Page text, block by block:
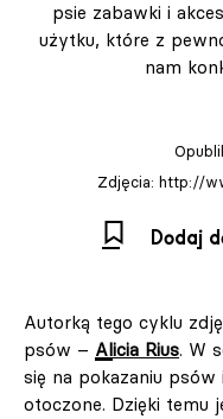
psie zabawki i
użytku, które z
nam
Zdjęcia: http://
Dodaj
Autorką tego cyklu
psów – Alicia Rius. W
się na pokazaniu
otoczone. Dzięki temu